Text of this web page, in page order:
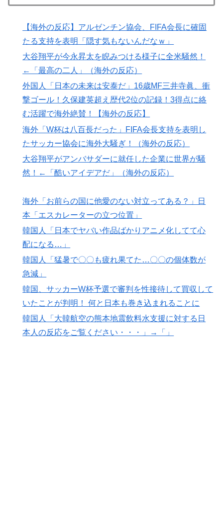
【韓国の反応】また日本が竹島の領有権を主張してきた
ぞ → 「この話題は永遠に終わらないな」「日本政府の
支持率が落ちてきた時点でこの手のニュースが出るのは
予想できた」
▶
韓国人「この夏、韓国人が東京へ行くしかない理由がこ
ちら…」→「快適そうでめちゃくちゃ羨ましい…（ﾌﾞﾙ
ﾌﾞﾙ」＝韓国の反応
ヨーロッパ全土から不満の声
【海外の反応】アルゼンチン協会、FIFA会長に断固たる
支持を表明「隠す気もないんだなｗ」
▶ 【朗報】韓国人「日本のサッカー選手、90年代の映画ス
韓国人「日本でヤバい作品ばかりアニメ化してて心配に
なる…」
▶ 韓国人「東京とソウルの宿泊費や交通費を徹底比較した
結果判明した驚きの物価事情がこちらです」→「こんな
に物価差があるの？‥」
【海外の反応】アルゼンチン協会、FIFA会長に確固
たる支持を表明「隠す気もないんだなｗ」
大谷翔平が今永昇太を睨みつける様子に全米騒然！
←「最高の二人」（海外の反応）
外国人「日本の未来は安泰だ」16歳MF三井寺眞、衝
撃ゴール！久保建英超え歴代2位の記録！3得点に絡
む活躍で海外絶賛！【海外の反応】
海外「W杯は八百長だった」FIFA会長支持を表明し
たサッカー協会に海外大騒ぎ！（海外の反応）
大谷翔平がアンバサダーに就任した企業に世界が騒
然！←「酷いアイデアだ」（海外の反応）
海外「お前らの国に他愛のない対立ってある？」日
本「エスカレーターの立つ位置」
韓国人「日本でヤバい作品ばかりアニメ化してて心
配になる…」
韓国人「猛暑で〇〇も疲れ果てた…〇〇の個体数が
急減」
韓国、サッカーW杯予選で審判を性接待して買収して
いたことが判明！ 何と日本も巻き込まれることに
韓国人「大韓航空の熊本地震飲料水支援に対する日
本人の反応をご覧ください・・・」→「」